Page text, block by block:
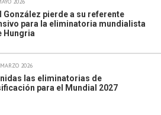
González pierde a su referente
para la eliminatoria mundialista
Hungria
2026
las eliminatorias de
para el Mundial 2027